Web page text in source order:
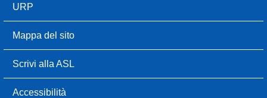
URP
Mappa del sito
Scrivi alla ASL
Accessibilità